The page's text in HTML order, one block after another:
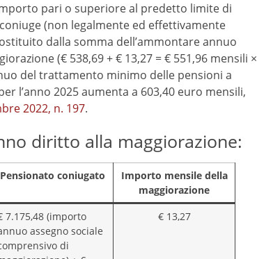
pari o superiore al predetto limite di
(non legalmente ed effettivamente
dalla somma dell’ammontare annuo
(€ 538,69 + € 13,27 = € 551,96 mensili ×
del trattamento minimo delle pensioni a
l’anno 2025 aumenta a 603,40 euro mensili,
2022, n. 197.
diritto alla maggiorazione:
Pensionato coniugato
Importo mensile della
maggiorazione
7.175,48 (importo
assegno sociale
di
€ 13,27